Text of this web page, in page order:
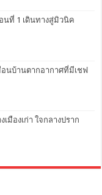
นที่ 1 เดินทางสู่มิวนิค
อนบ้านตากอากาศที่มีเชฟ
เมืองเก่า ใจกลางปราก